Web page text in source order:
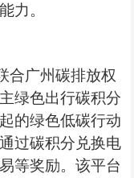
力。
合广州碳排放权
绿色出行碳积分
的绿色低碳行动
过碳积分兑换电
等奖励。该平台